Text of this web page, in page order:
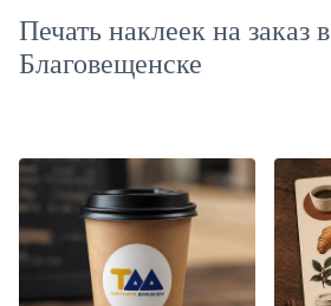
Печать наклеек на заказ в
Благовещенске